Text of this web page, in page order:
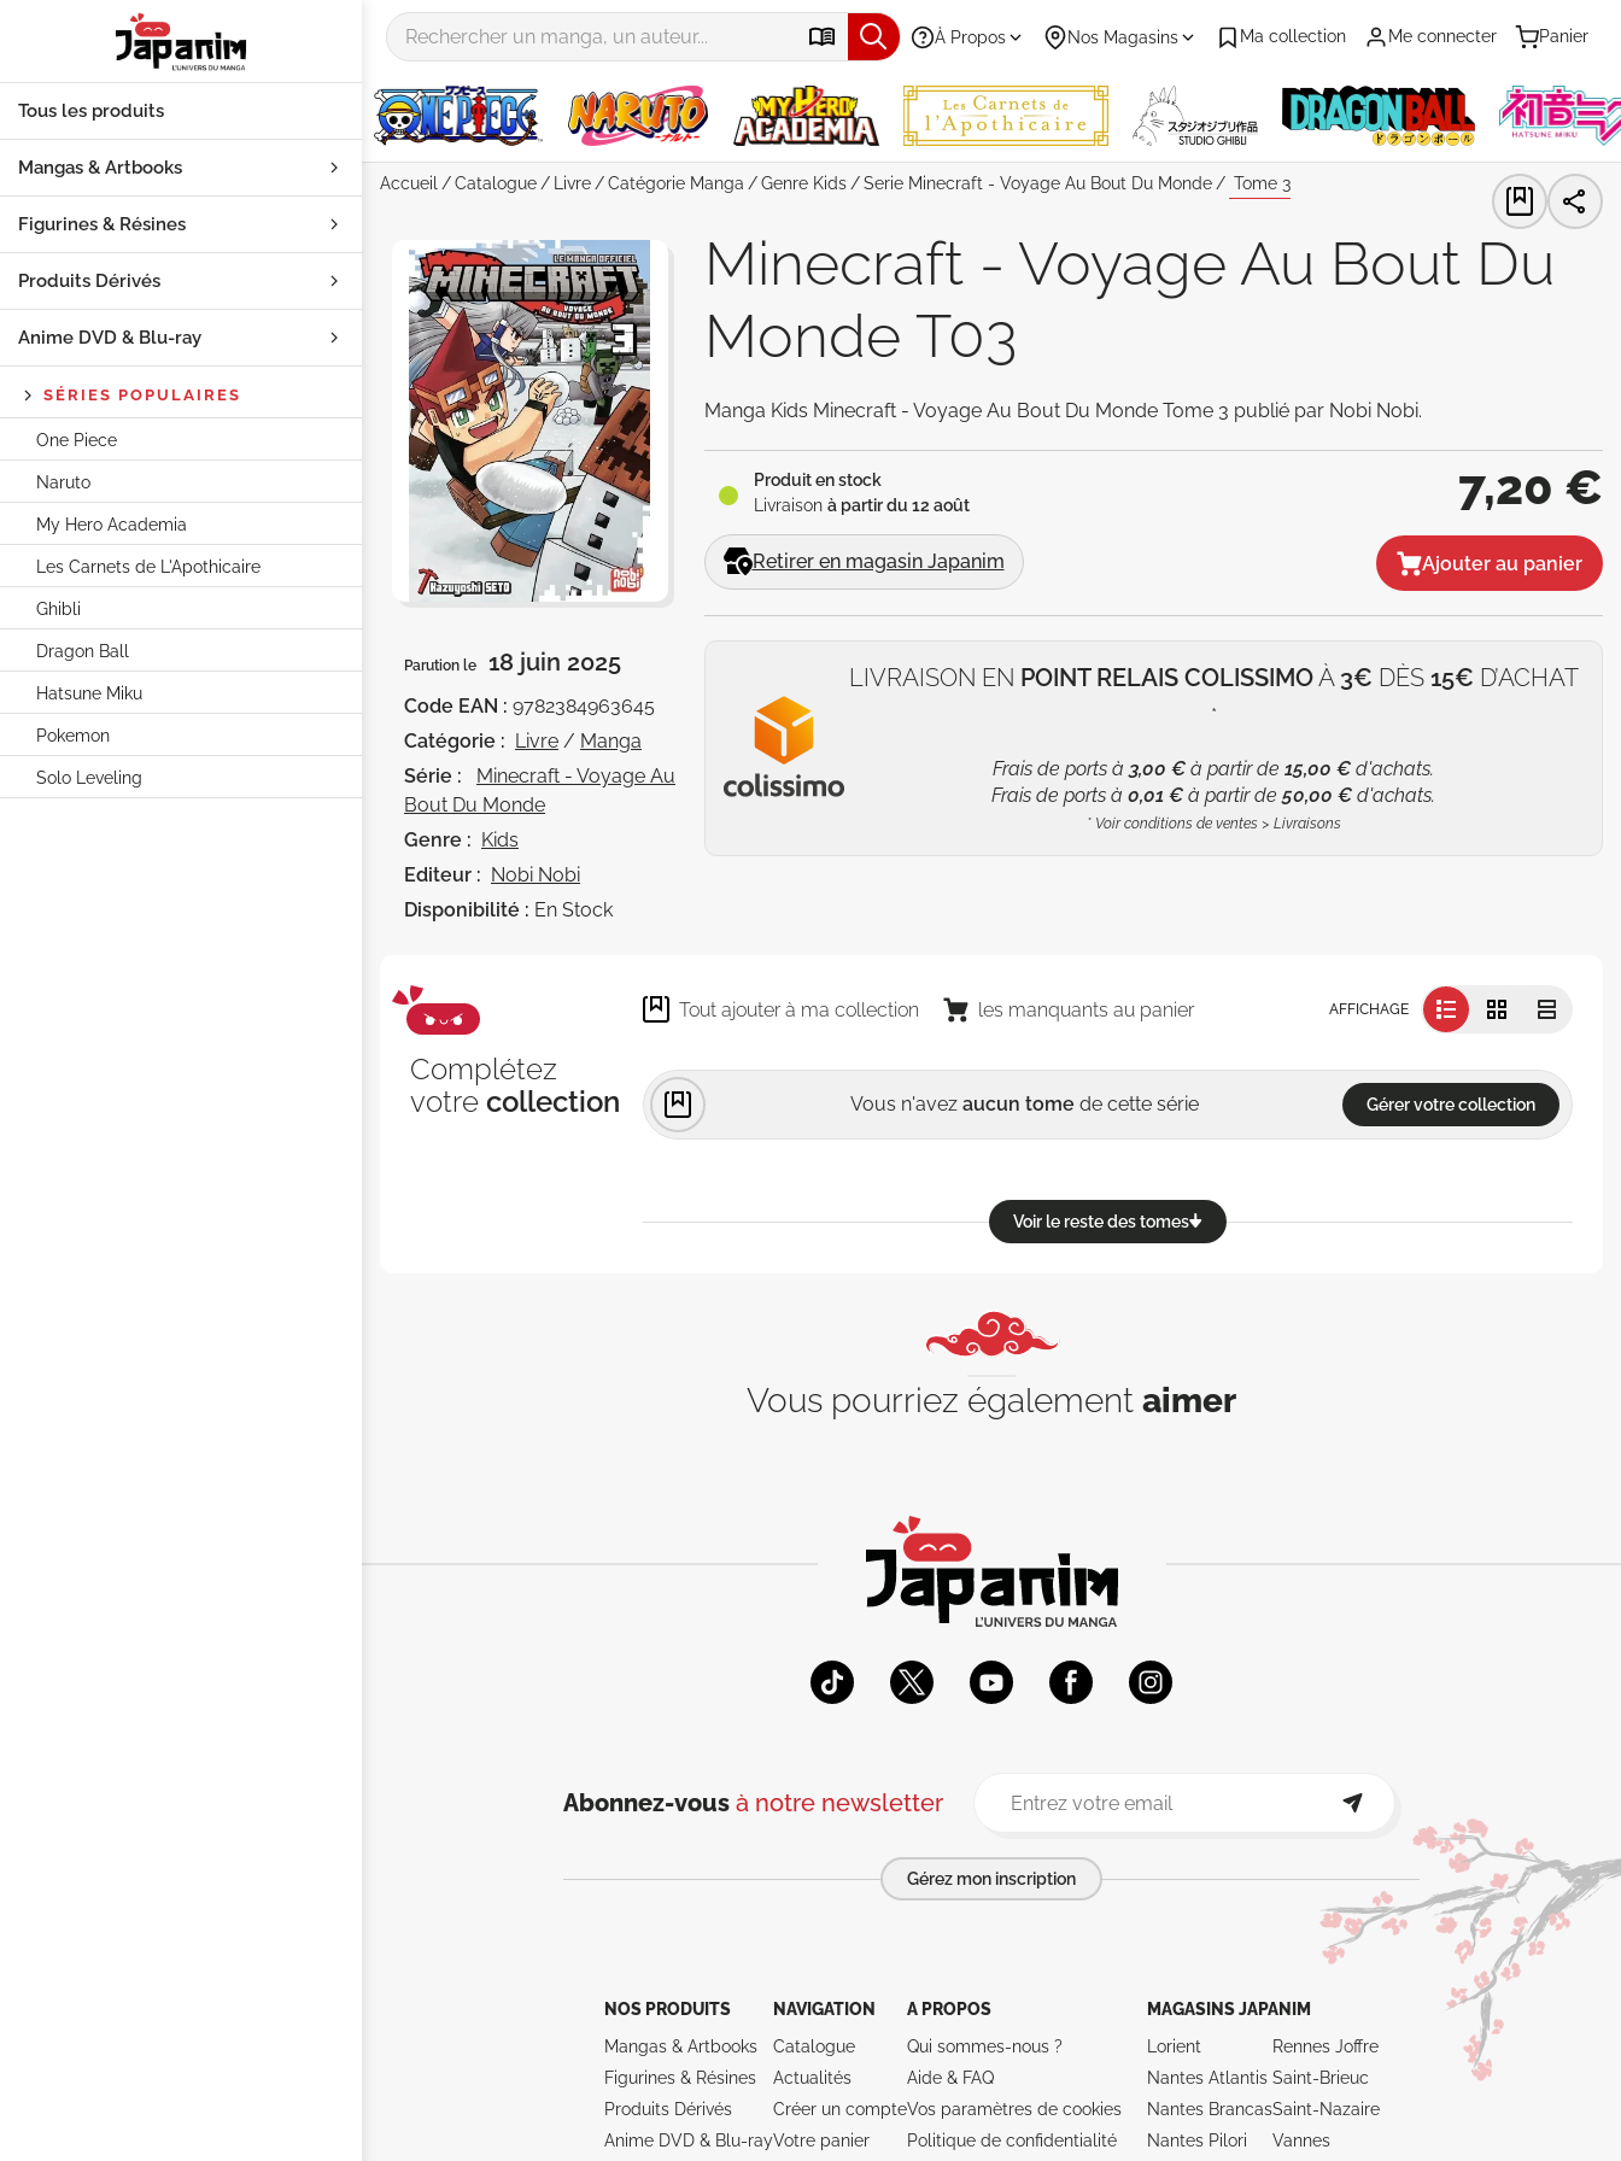
À Propos Nos Magasins Ma collection Me connecter Panier
Tous les produits
Mangas & Artbooks
Figurines & Résines
Produits Dérivés
Anime DVD & Blu‑ray
SÉRIES POPULAIRES
One Piece
Naruto
My Hero Academia
Les Carnets de L'Apothicaire
Ghibli
Dragon Ball
Hatsune Miku
Pokemon
Solo Leveling
Accueil Catalogue Livre Catégorie Manga Genre Kids Serie Minecraft - Voyage Au Bout Du Monde Tome 3
Minecraft - Voyage Au Bout Du
Monde T03
Manga Kids Minecraft - Voyage Au Bout Du Monde Tome 3 publié par Nobi Nobi.
Produit en stock
Livraison à partir du 12 août
Retirer en magasin Japanim
7,20 €
Ajouter au panier
LIVRAISON EN POINT RELAIS COLISSIMOÀ 3€ DÈS 15€ D’ACHAT
*
Frais de ports à3,00 € à partir de15,00 € d'achats.
Frais de ports à0,01 € à partir de50,00 € d'achats.
* Voir conditions de ventes > Livraisons
Parution le 18 juin 2025
Code EAN : 9782384963645
Catégorie : Livre / Manga
Série :
Minecraft - Voyage Au
Bout Du Monde
Genre : Kids
Editeur : Nobi Nobi
Disponibilité : En Stock
Complétez
votre collection
Tout ajouter à ma collection les manquants au panier AFFICHAGE
Vous n'avez aucun tome de cette série Gérer votre collection
Voir le reste des tomes
Vous pourriez également aimer
Abonnez-vous à notre newsletter
Gérez mon inscription
NOS PRODUITS
Mangas & Artbooks
Figurines & Résines
Produits Dérivés
Anime DVD & Blu‑ray
NAVIGATION
Catalogue
Actualités
Créer un compte
Votre panier
A PROPOS
Qui sommes-nous ?
Aide & FAQ
Vos paramètres de cookies
Politique de confidentialité
MAGASINS JAPANIM
Lorient
Nantes Atlantis
Nantes Brancas
Nantes Pilori
Rennes Joffre
Saint-Brieuc
Saint-Nazaire
Vannes